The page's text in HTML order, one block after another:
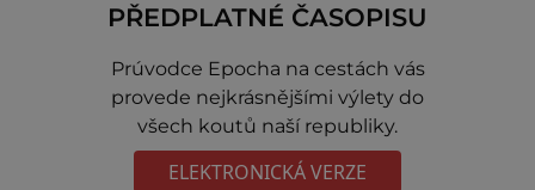
PŘEDPLATNÉ ČASOPISU
Prúvodce Epocha na cestách vás
provede nejkrásnějšími výlety do
všech koutů naší republiky.
ELEKTRONICKÁ VERZE